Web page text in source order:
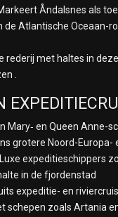
Åndalsnes als
de Atlantische Oceaan-
rederij met haltes in
.
Mary‑ en Queen Anne-
grotere Noord-Europa-
expeditieschippers
in de fjordenstad
expeditie- en
schepen zoals Artania